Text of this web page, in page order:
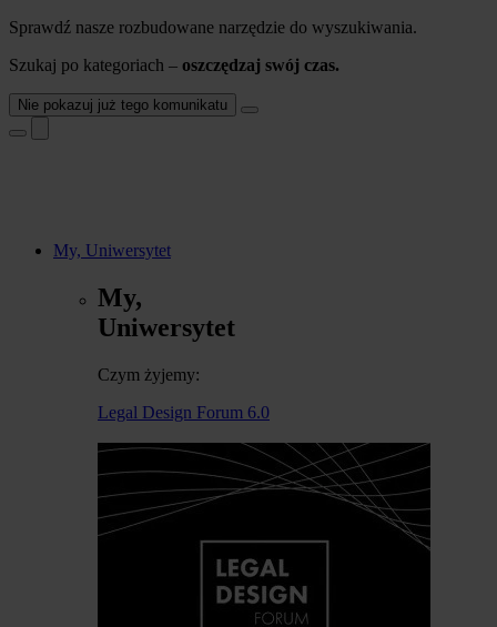
Sprawdź nasze rozbudowane narzędzie do wyszukiwania.
Szukaj po kategoriach – oszczędzaj swój czas.
Nie pokazuj już tego komunikatu
My, Uniwersytet
My,
Uniwersytet
Czym żyjemy:
Legal Design Forum 6.0